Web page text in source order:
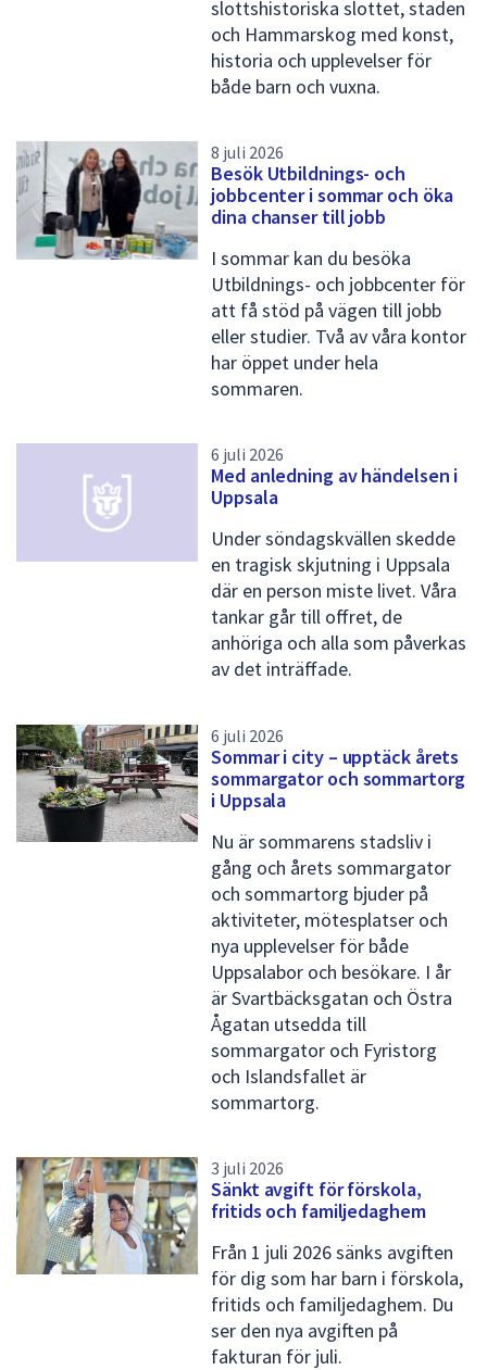
slottshistoriska slottet, staden
och Hammarskog med konst,
historia och upplevelser för
både barn och vuxna.
8 juli 2026
Besök Utbildnings- och
jobbcenter i sommar och öka
dina chanser till jobb
I sommar kan du besöka
Utbildnings- och jobbcenter för
att få stöd på vägen till jobb
eller studier. Två av våra kontor
har öppet under hela
sommaren.
6 juli 2026
Med anledning av händelsen i
Uppsala
Under söndagskvällen skedde
en tragisk skjutning i Uppsala
där en person miste livet. Våra
tankar går till offret, de
anhöriga och alla som påverkas
av det inträffade.
6 juli 2026
Sommar i city – upptäck årets
sommargator och sommartorg
i Uppsala
Nu är sommarens stadsliv i
gång och årets sommargator
och sommartorg bjuder på
aktiviteter, mötesplatser och
nya upplevelser för både
Uppsalabor och besökare. I år
är Svartbäcksgatan och Östra
Ågatan utsedda till
sommargator och Fyristorg
och Islandsfallet är
sommartorg.
3 juli 2026
Sänkt avgift för förskola,
fritids och familjedaghem
Från 1 juli 2026 sänks avgiften
för dig som har barn i förskola,
fritids och familjedaghem. Du
ser den nya avgiften på
fakturan för juli.